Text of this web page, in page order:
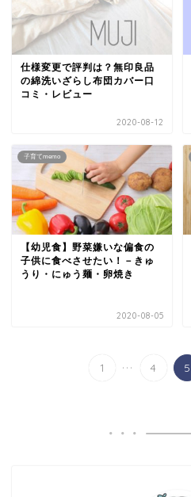
仕様変更で評判は？無印良品
の綿洗いざらし布団カバー口
コミ・レビュー
2020-08-12
子育てmemo
【幼児食】野菜嫌いな偏食の
子供に食べさせたい！－きゅ
うり・にゅう麺・卵焼き
2020-08-05
1 ... 4 5